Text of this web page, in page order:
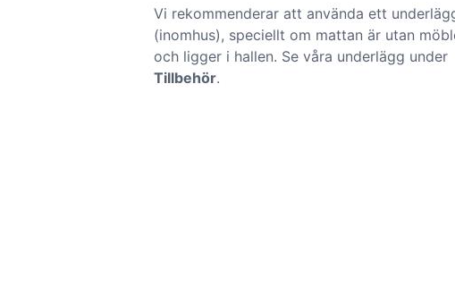
Vi rekommenderar att använda ett
(inomhus), speciellt om mattan är utan
och ligger i hallen. Se våra underlägg under
Tillbehör.